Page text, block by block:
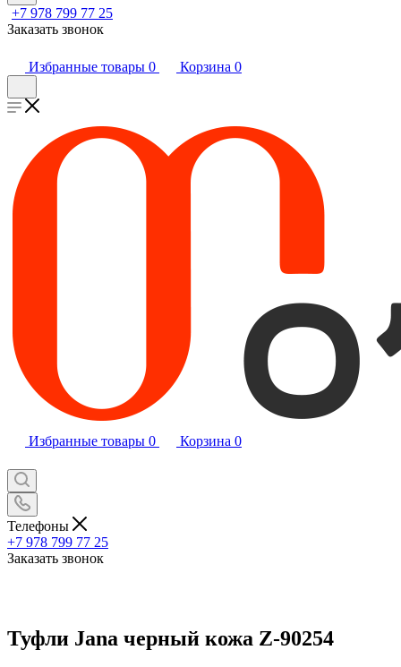
+7 978 799 77 25
Заказать звонок
Избранные товары 0 Корзина 0
Избранные товары 0 Корзина 0
Телефоны
+7 978 799 77 25
Заказать звонок
Туфли Jana черный кожа Z-90254